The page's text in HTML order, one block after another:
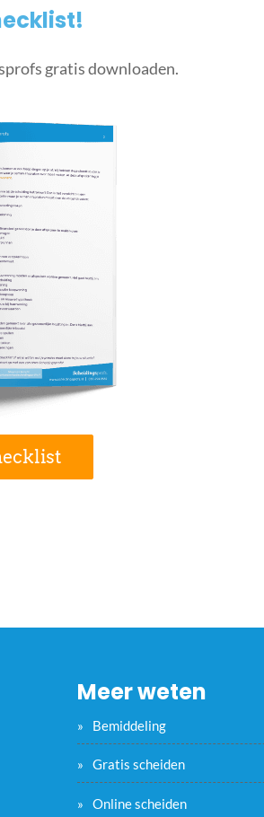
gratis downloaden.
Meer weten
Bemiddeling
Gratis scheiden
Online scheiden